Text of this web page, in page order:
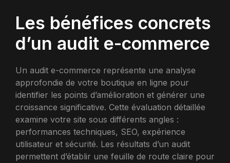
Les bénéfices concrets
d’un audit e-commerce
Un audit e-commerce représente une analyse
approfondie de votre boutique en ligne pour
identifier les points d’amélioration et générer une
croissance significative. Cette évaluation détaillée
examine votre site sous différents angles :
performances techniques, SEO, expérience
utilisateur et sécurité. Les résultats d’un audit
permettent d’établir une feuille de route claire pour